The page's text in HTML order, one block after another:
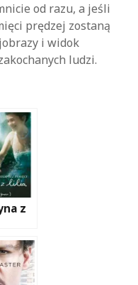
od razu, a jeśli
prędzej zostaną
i widok
ludzi.
z